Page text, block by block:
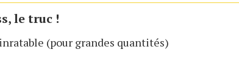
le truc !
(pour grandes quantités)